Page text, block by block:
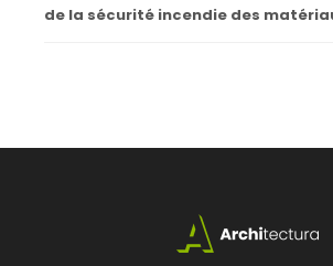
de la sécurité incendie des